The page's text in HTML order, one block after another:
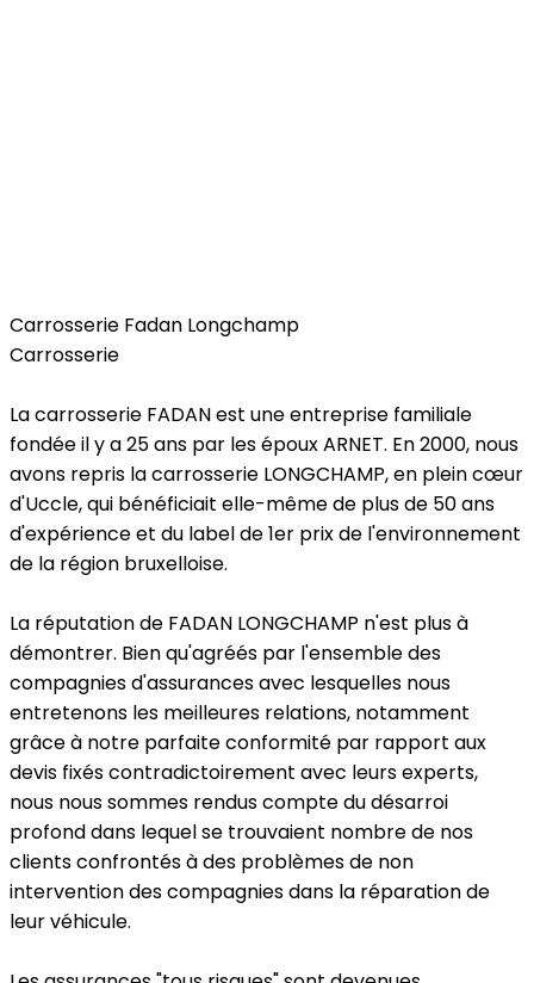
Carrosserie Fadan Longchamp
Carrosserie
La carrosserie FADAN est une entreprise familiale
fondée il y a 25 ans par les époux ARNET. En 2000, nous
avons repris la carrosserie LONGCHAMP, en plein cœur
d'Uccle, qui bénéficiait elle-même de plus de 50 ans
d'expérience et du label de 1er prix de l'environnement
de la région bruxelloise.
La réputation de FADAN LONGCHAMP n'est plus à
démontrer. Bien qu'agréés par l'ensemble des
compagnies d'assurances avec lesquelles nous
entretenons les meilleures relations, notamment
grâce à notre parfaite conformité par rapport aux
devis fixés contradictoirement avec leurs experts,
nous nous sommes rendus compte du désarroi
profond dans lequel se trouvaient nombre de nos
clients confrontés à des problèmes de non
intervention des compagnies dans la réparation de
leur véhicule.